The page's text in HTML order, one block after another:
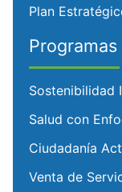
Plan
Sostenibilidad
Salud con
Ciudadanía
Venta de